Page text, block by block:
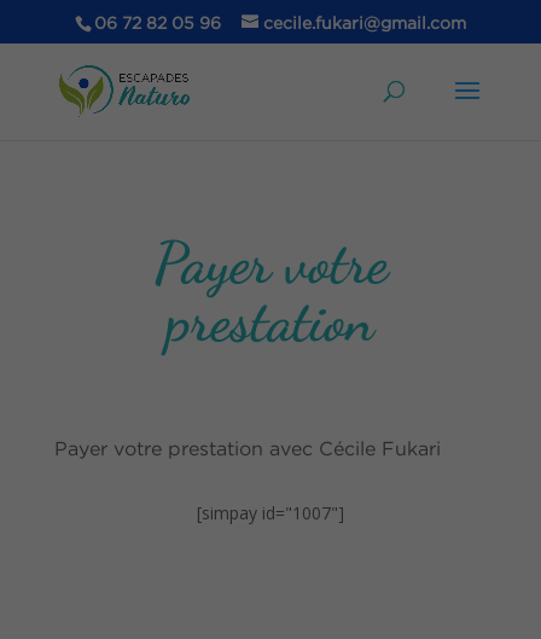
06 72 82 05 96 cecile.fukari@gmail.com
Payer votre
prestation
Payer votre prestation avec Cécile Fukari
[simpay id="1007"]